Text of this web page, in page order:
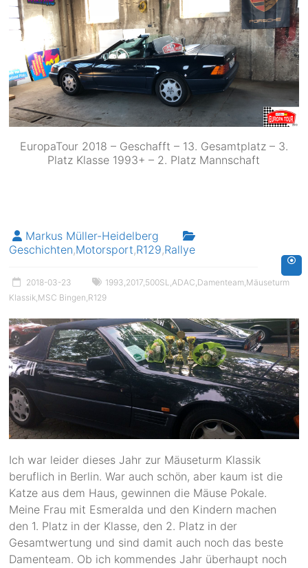
EuropaTour 2018 – Geschafft – 13. Gesamtplatz – 3.
Platz Klasse 1993+ – 2. Platz Mannschaft
Markus Müller-Heidelberg
Geschichten,Motorsport,R129,Rallye
2018-03-23 1993 2017 500SL ADAC Damenteam Mäuseturm
Klassik MSC Bingen R129
Ich war leider dieses Jahr zur Mäuseturm Klassik
beruflich in Berlin. War auch schön, aber kaum ist die
Katze aus dem Haus, gewinnen die Mäuse Pokale.
Meine Frau mit Esmeralda und den Kindern machen
den 1. Platz in der Klasse, den 2. Platz in der
Gesamtwertung und sind damit auch noch das beste
Damenteam. Ob ich kommendes Jahr überhaupt noch